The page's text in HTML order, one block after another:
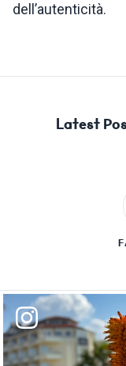
dell’autenticità.
Latest